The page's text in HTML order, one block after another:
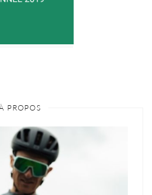
PROPOS